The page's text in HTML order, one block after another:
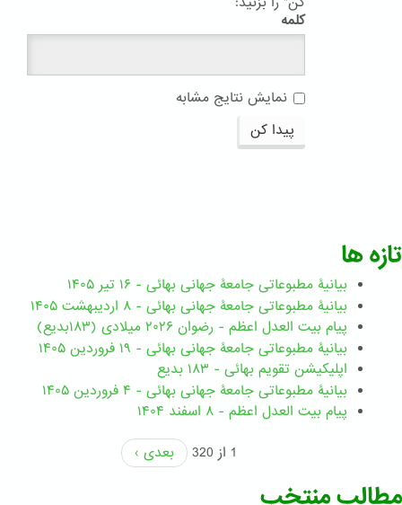
کلمه
نمایش نتایج مشابه
پیدا کن
تازه ها
بیانیۀ مطبوعاتی جامعۀ جهانی بهائی - ۱۶ تیر ۱۴۰۵
بیانیۀ مطبوعاتی جامعۀ جهانی بهائی - ۸ اردیبهشت ۱۴۰۵
پیام بیت العدل اعظم - رضوان ۲۰۲۶ میلادی (۱۸۳بدیع)
بیانیۀ مطبوعاتی جامعۀ جهانی بهائی - ۱۹ فروردین ۱۴۰۵
اپلیکیشن تقویم بهائی - ۱۸۳ بدیع
بیانیۀ مطبوعاتی جامعۀ جهانی بهائی - ۴ فروردین ۱۴۰۵
پیام بیت العدل اعظم - ۸ اسفند ۱۴۰۴
1 از 320
بعدی ›
مطالب منتخب